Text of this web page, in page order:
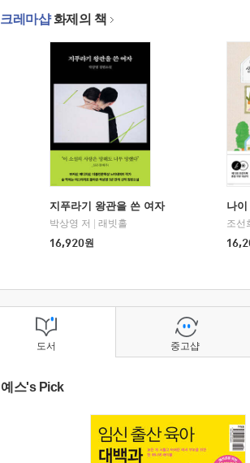
크레마샵화제의 책
지푸라기 왕관을 쓴 여자
박상영 저
래빗홀
16,920원
나
조선
도서
예스's Pick
중고샵